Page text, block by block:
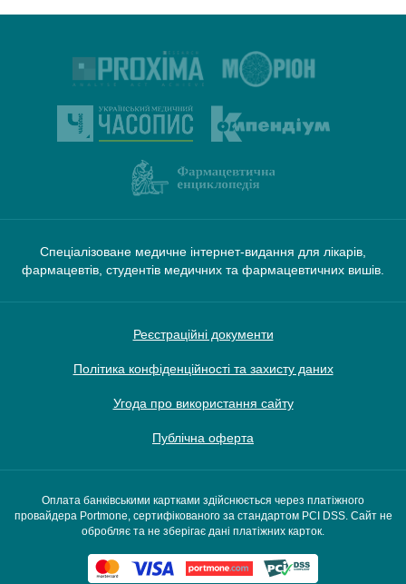
Спеціалізоване медичне інтернет-видання для лікарів,
фармацевтів, студентів медичних та фармацевтичних вишів.
Реєстраційні документи
Політика конфіденційності та захисту даних
Угода про використання сайту
Публічна оферта
Оплата банківськими картками здійснюється через платіжного
провайдера Portmone, сертифікованого за стандартом PCI DSS. Сайт не
обробляє та не зберігає дані платіжних карток.